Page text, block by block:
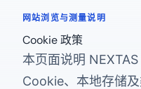
网站浏览与测量说明
Cookie 政策
本页面说明
Cookie、本地存储